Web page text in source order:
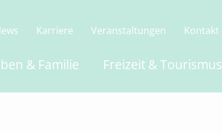
& Familie Freizeit & Tourismus
Karriere Veranstaltungen Kontakt